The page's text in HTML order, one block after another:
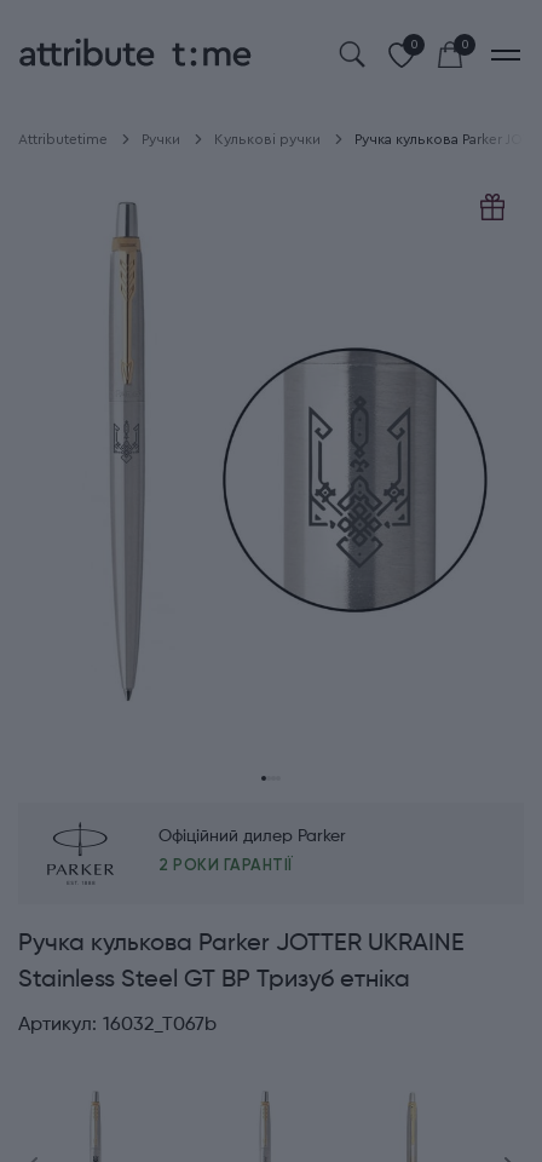
0 0
Attributetime Ручки Кулькові ручки Ручка кулькова Parker
Офіційний дилер Parker
2 РОКИ ГАРАНТІЇ
Ручка кулькова Parker JOTTER UKRAINE
Stainless Steel GT BP Тризуб етніка
Артикул: 16032_T067b